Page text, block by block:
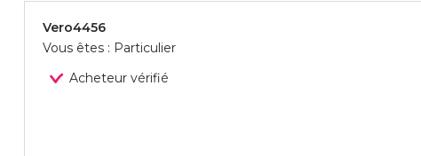
Vero4456
Vous êtes : Particulier
Acheteur vérifié